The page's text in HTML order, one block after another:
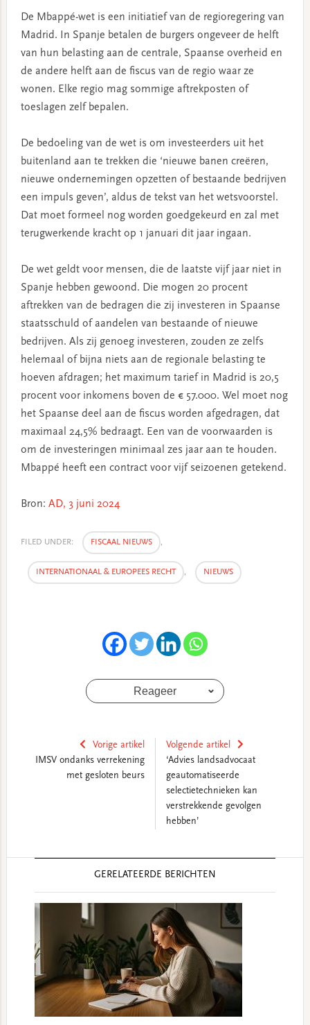
De Mbappé-wet is een initiatief van de regioregering van
Madrid. In Spanje betalen de burgers ongeveer de helft
van hun belasting aan de centrale, Spaanse overheid en
de andere helft aan de fiscus van de regio waar ze
wonen. Elke regio mag sommige aftrekposten of
toeslagen zelf bepalen.
De bedoeling van de wet is om investeerders uit het
buitenland aan te trekken die ‘nieuwe banen creëren,
nieuwe ondernemingen opzetten of bestaande bedrijven
een impuls geven’, aldus de tekst van het wetsvoorstel.
Dat moet formeel nog worden goedgekeurd en zal met
terugwerkende kracht op 1 januari dit jaar ingaan.
De wet geldt voor mensen, die de laatste vijf jaar niet in
Spanje hebben gewoond. Die mogen 20 procent
aftrekken van de bedragen die zij investeren in Spaanse
staatsschuld of aandelen van bestaande of nieuwe
bedrijven. Als zij genoeg investeren, zouden ze zelfs
helemaal of bijna niets aan de regionale belasting te
hoeven afdragen; het maximum tarief in Madrid is 20,5
procent voor inkomens boven de € 57.000. Wel moet nog
het Spaanse deel aan de fiscus worden afgedragen, dat
maximaal 24,5% bedraagt. Een van de voorwaarden is
om de investeringen minimaal zes jaar aan te houden.
Mbappé heeft een contract voor vijf seizoenen getekend.
Bron: AD, 3 juni 2024
FILED UNDER: FISCAAL NIEUWS ,
INTERNATIONAAL & EUROPEES RECHT , NIEUWS
Reageer
Vorige artikel
IMSV ondanks verrekening
met gesloten beurs
Volgende artikel
‘Advies landsadvocaat
geautomatiseerde
selectietechnieken kan
verstrekkende gevolgen
hebben’
GERELATEERDE BERICHTEN